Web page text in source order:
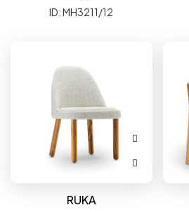
ID: MH3211/12
RUKA